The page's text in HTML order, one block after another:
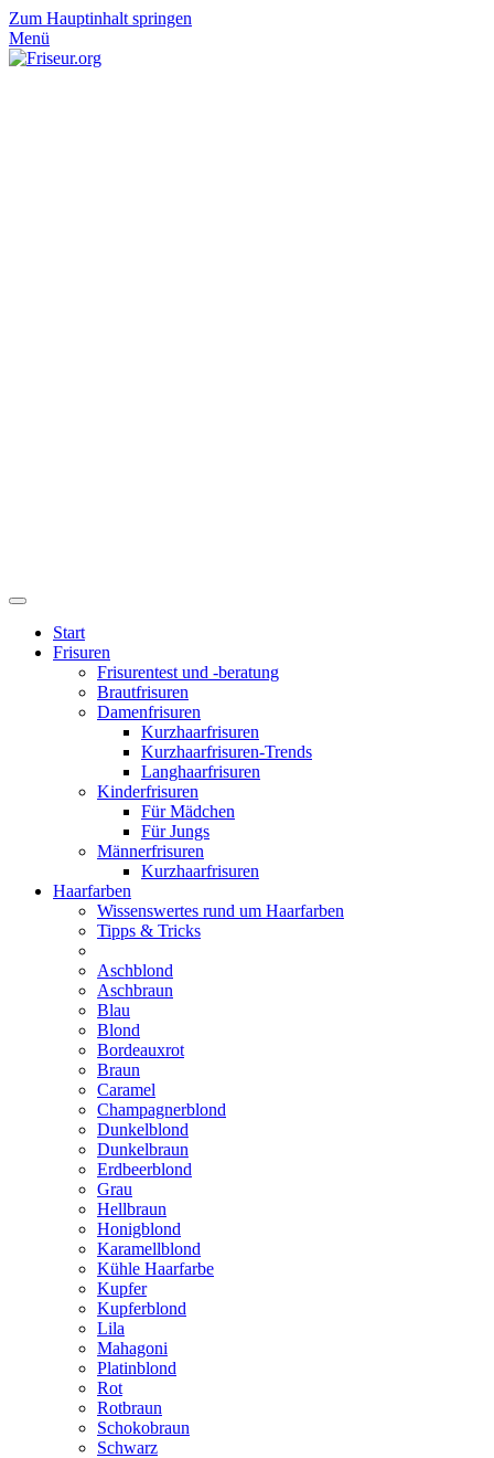
Zum Hauptinhalt springen
Menü
Start
Frisuren
Frisurentest und -beratung
Brautfrisuren
Damenfrisuren
Kurzhaarfrisuren
Kurzhaarfrisuren-Trends
Langhaarfrisuren
Kinderfrisuren
Für Mädchen
Für Jungs
Männerfrisuren
Kurzhaarfrisuren
Haarfarben
Wissenswertes rund um Haarfarben
Tipps & Tricks
Aschblond
Aschbraun
Blau
Blond
Bordeauxrot
Braun
Caramel
Champagnerblond
Dunkelblond
Dunkelbraun
Erdbeerblond
Grau
Hellbraun
Honigblond
Karamellblond
Kühle Haarfarbe
Kupfer
Kupferblond
Lila
Mahagoni
Platinblond
Rot
Rotbraun
Schokobraun
Schwarz